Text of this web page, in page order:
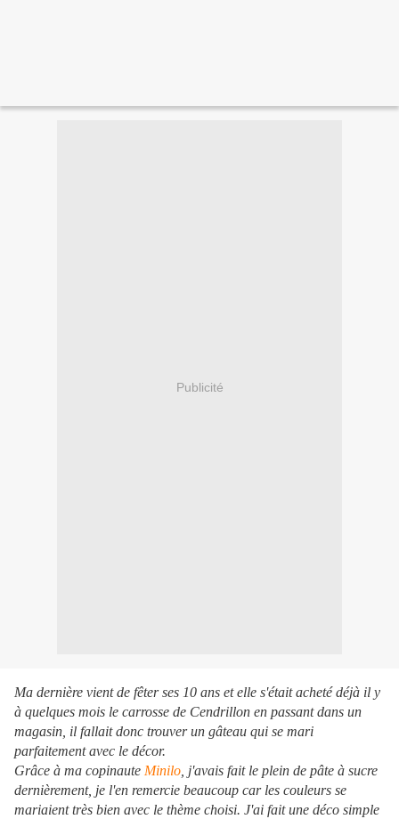
Publicité
Ma dernière vient de fêter ses 10 ans et elle s'était acheté déjà il y
à quelques mois le carrosse de Cendrillon en passant dans un
magasin, il fallait donc trouver un gâteau qui se mari
parfaitement avec le décor.
Grâce à ma copinaute Minilo , j'avais fait le plein de pâte à sucre
dernièrement, je l'en remercie beaucoup car les couleurs se
mariaient très bien avec le thème choisi. J'ai fait une déco simple